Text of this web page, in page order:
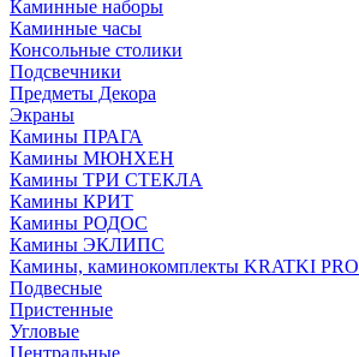
Каминные наборы
Каминные часы
Консольные столики
Подсвечники
Предметы Декора
Экраны
Камины ПРАГА
Камины МЮНХЕН
Камины ТРИ СТЕКЛА
Камины КРИТ
Камины РОДОС
Камины ЭКЛИПС
Камины, каминокомплекты KRATKI PRO
Подвесные
Пристенные
Угловые
Центральные